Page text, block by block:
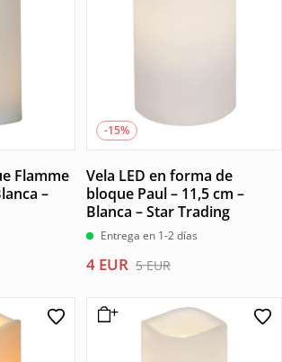
Flamme
–
-15%
Vela LED en forma de
bloque Paul – 11,5 cm –
Blanca – Star Trading
Entrega en 1-2 días
5EUR
El
original
era:
4 EUR
El
actual
es: